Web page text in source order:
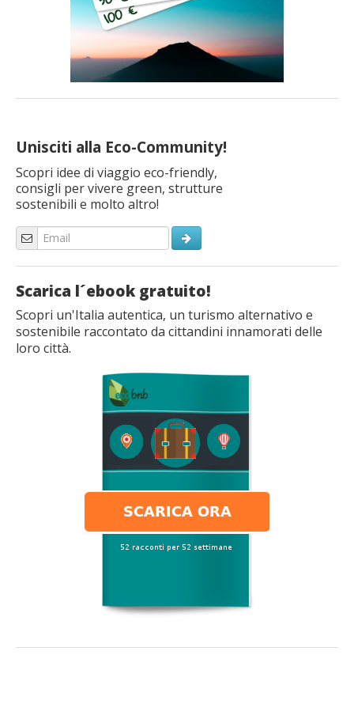
Unisciti alla Eco-Community!
Scopri idee di viaggio eco-friendly,
consigli per vivere green, strutture
sostenibili e molto altro!
Scarica l´ebook gratuito!
Scopri un'Italia autentica, un turismo alternativo e
sostenibile raccontato da cittandini innamorati delle
loro città.